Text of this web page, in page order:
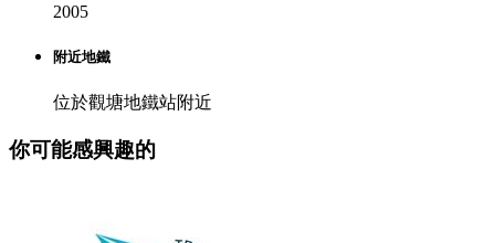
2005
附近地鐵
位於觀塘地鐵站附近
你可能感興趣的